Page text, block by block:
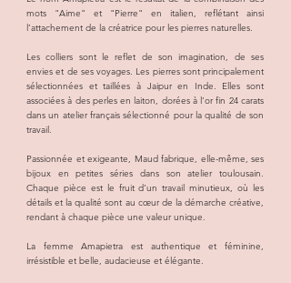
mots "Aime" et "Pierre" en italien, reflétant ainsi
l’attachement de la créatrice pour les pierres naturelles.
Les colliers sont le reflet de son imagination, de ses
envies et de ses voyages. Les pierres sont principalement
sélectionnées et taillées à Jaipur en Inde. Elles sont
associées à des perles en laiton, dorées à l’or fin 24 carats
dans un atelier français sélectionné pour la qualité de son
travail.
Passionnée et exigeante, Maud fabrique, elle-même, ses
bijoux en petites séries dans son atelier toulousain.
Chaque pièce est le fruit d’un travail minutieux, où les
détails et la qualité sont au cœur de la démarche créative,
rendant à chaque pièce une valeur unique.
La femme Amapietra est authentique et féminine,
irrésistible et belle, audacieuse et élégante.